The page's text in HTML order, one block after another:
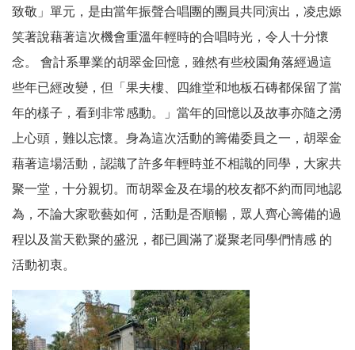
致敬」單元，是由當年振聲合唱團的團員共同演出，凌忠嫄
笑著說藉著這次機會重溫年輕時的合唱時光，令人十分懷
念。 會計系畢業的胡翠金回憶，雖然有些校園角落經過這
些年已經改變，但「果夫樓、四維堂和地板石磚都保留了當
年的樣子，看到非常感動。」當年的回憶以及故事亦隨之湧
上心頭，難以忘懷。身為這次活動的籌備委員之一，胡翠金
藉著這場活動，認識了許多年輕時並不相識的同學，大家共
聚一堂，十分親切。而胡翠金及在場的校友都不約而同地認
為，不論大家歌藝如何，活動是否順暢，眾人齊心籌備的過
程以及當天歡聚的盛況，都已圓滿了凝聚老同學們情感 的
活動初衷。